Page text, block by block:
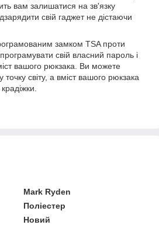
вам залишатися на зв'язку
свій гаджет не дістаючи
замком TSA проти
свій власний пароль і
вашого рюкзака. Ви можете
світу, а вміст вашого рюкзака
Mark Ryden
Поліестер
Новий